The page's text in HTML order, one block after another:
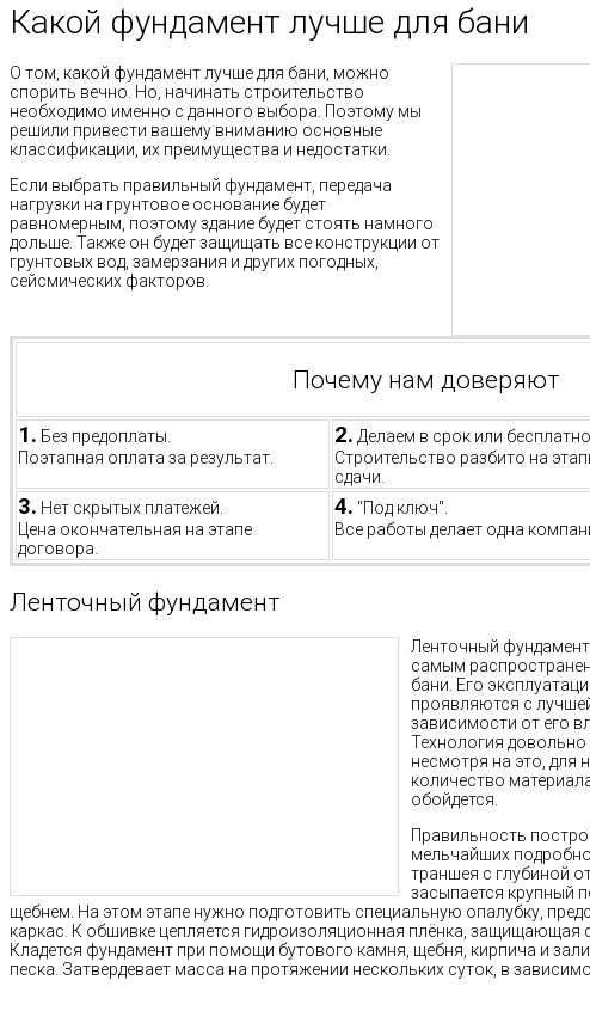
Какой фундамент лучше для бани
О том, какой фундамент лучше для бани, можно
спорить вечно. Но, начинать строительство
необходимо именно с данного выбора. Поэтому мы
решили привести вашему вниманию основные
классификации, их преимущества и недостатки.
Если выбрать правильный фундамент, передача
нагрузки на грунтовое основание будет
равномерным, поэтому здание будет стоять намного
дольше. Также он будет защищать все конструкции от
грунтовых вод, замерзания и других погодных,
сейсмических факторов.
Почему нам доверяют
1. Без предоплаты.
Поэтапная оплата за результат.
2. Делаем в срок или
Строительство разбито на
сдачи.
3. Нет скрытых платежей.
Цена окончательная на этапе
договора.
4. "Под ключ".
Все работы делает одна
Ленточный фундамент
Ленточный
самым
бани. Его
проявляются с
зависимости от его
Технология довольно
несмотря на это, для
количество
обойдется.
Правильность
мельчайших
траншея с глубиной
засыпается крупный
щебнем. На этом этапе нужно подготовить специальную опалубку,
каркас. К обшивке цепляется гидроизоляционная плёнка, защищающая
Кладется фундамент при помощи бутового камня, щебня, кирпича и
песка. Затвердевает масса на протяжении нескольких суток, в